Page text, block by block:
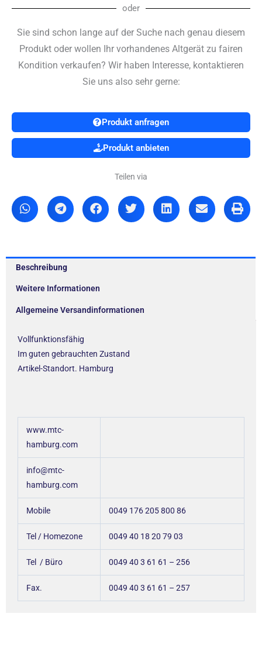
oder
Sie sind schon lange auf der Suche nach genau diesem
Produkt oder wollen Ihr vorhandenes Altgerät zu fairen
Kondition verkaufen? Wir haben Interesse, kontaktieren
Sie uns also sehr gerne:
Produkt anfragen
Produkt anbieten
Teilen via
Beschreibung
Weitere Informationen
Allgemeine Versandinformationen
Vollfunktionsfähig
Im guten gebrauchten Zustand
Artikel-Standort. Hamburg
www.mtc-
hamburg.com
info@mtc-
hamburg.com
Mobile 0049 176 205 800 86
Tel / Homezone 0049 40 18 20 79 03
Tel / Büro 0049 40 3 61 61 – 256
Fax. 0049 40 3 61 61 – 257